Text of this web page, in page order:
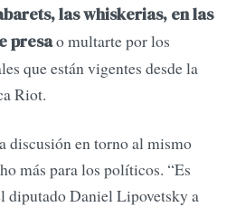
las whiskerias, en las
presao multarte por los
que están vigentes desde la
Riot.
discusión en torno al mismo
más para los políticos. “Es
diputado Daniel Lipovetsky a